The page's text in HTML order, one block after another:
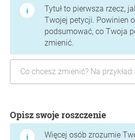
Tytuł to pierwsza rzecz,
Twojej petycji. Powinien
podsumować, co Twoja
zmienić.
Opisz swoje roszczenie
Więcej osób zrozumie